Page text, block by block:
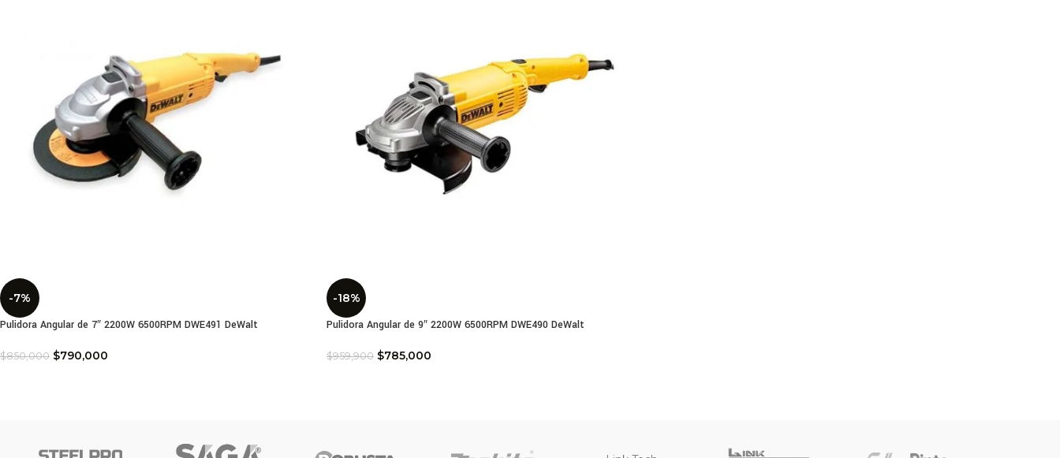
-7%
Pulidora Angular de 7″ 2200W 6500RPM DWE491 DeWalt
$850,000 $790,000
-18%
Pulidora Angular de 9″ 2200W 6500RPM DWE490 DeWalt
$959,900 $785,000